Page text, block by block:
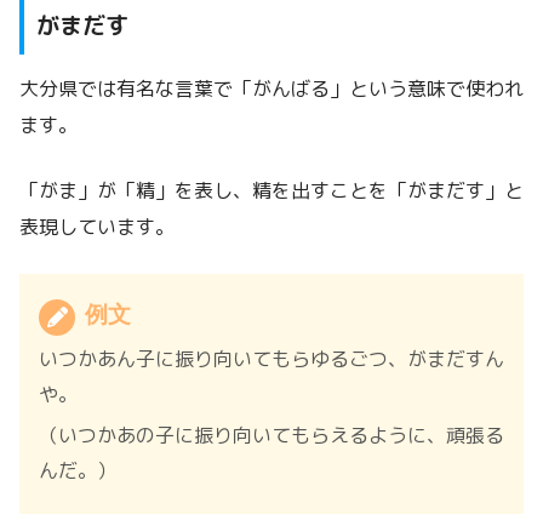
がまだす
大分県では有名な言葉で「がんばる」という意味で使われ
ます。
「がま」が「精」を表し、精を出すことを「がまだす」と
表現しています。
例文
いつかあん子に振り向いてもらゆるごつ、がまだすん
や。
（いつかあの子に振り向いてもらえるように、頑張る
んだ。）